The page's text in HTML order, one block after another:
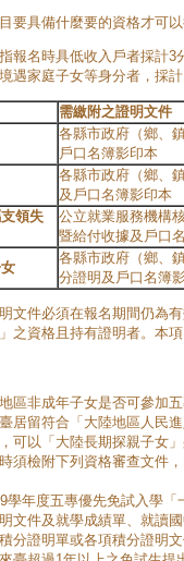
要具備什麼要的資格才可
指報名時具低收入戶者採計
遇家庭子女等身分者，採
需繳附之證明文件
各縣市政府（鄉、
戶口名簿影印本
各縣市政府（鄉、
及戶口名簿影印本
領失
公立就業服務機構
暨給付收據及戶口
各縣市政府（鄉、
分證明及戶口名簿
文件必須在報名期間仍為
之資格且持有證明者。本
區非成年子女是否可參加
居留符合「大陸地區人民
可以「大陸長期探親子女
須檢附下列資格審查文件
學年度五專優先免試入學
文件及就學成績單、就讀
分證明單或各項積分證明